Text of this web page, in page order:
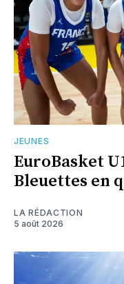
JEUNES
EuroBasket
Bleuettes en
LA RÉDACTION
5 août 2026